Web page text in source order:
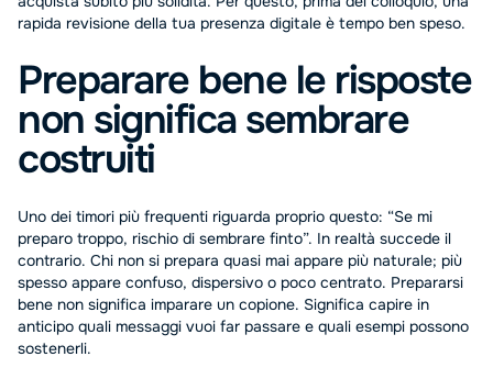
rapida revisione della tua presenza digitale è tempo ben speso.
Preparare bene le risposte
non significa sembrare
costruiti
Uno dei timori più frequenti riguarda proprio questo: “Se mi
preparo troppo, rischio di sembrare finto”. In realtà succede il
contrario. Chi non si prepara quasi mai appare più naturale; più
spesso appare confuso, dispersivo o poco centrato. Prepararsi
bene non significa imparare un copione. Significa capire in
anticipo quali messaggi vuoi far passare e quali esempi possono
sostenerli.